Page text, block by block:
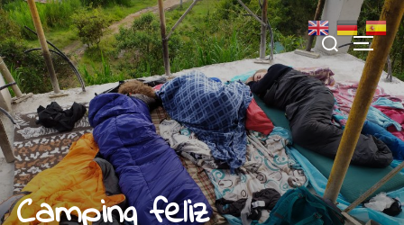
Zu
Inhalten
springen
Suchen
nach:
Camping feliz